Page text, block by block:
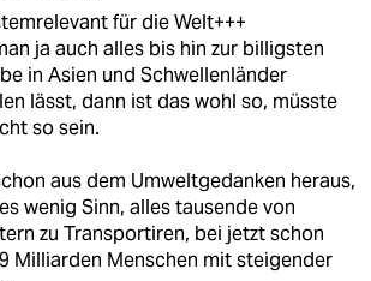
für die Welt+++
ja auch alles bis hin zur billigsten
in Asien und Schwellenländer
lässt, dann ist das wohl so, müsste
so sein.
aus dem Umweltgedanken heraus,
wenig Sinn, alles tausende von
zu Transportiren, bei jetzt schon
Milliarden Menschen mit steigender